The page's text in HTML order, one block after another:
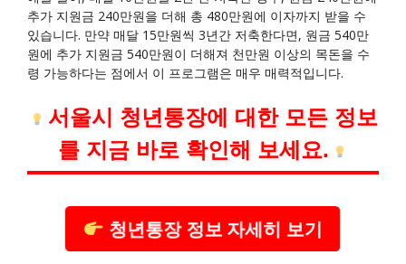
추가 지원금 240만원을 더해 총 480만원에 이자까지 받을 수
있습니다. 만약 매달 15만원씩 3년간 저축한다면, 원금 540만
원에 추가 지원금 540만원이 더해져 천만원 이상의 목돈을 수
령 가능하다는 점에서 이 프로그램은 매우 매력적입니다.
서울시 청년통장에 대한 모든 정보
를 지금 바로 확인해 보세요.
청년통장 정보 자세히 보기